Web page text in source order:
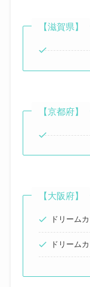
【滋賀県】
【京都府】
【大阪府】
ドリーム
ドリーム